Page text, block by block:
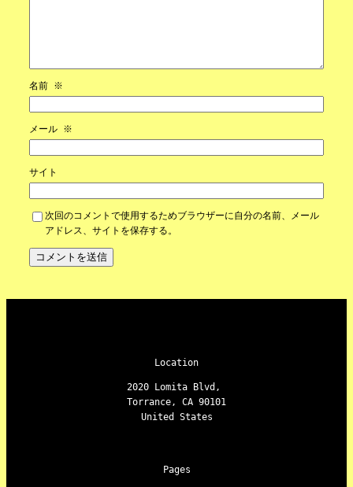
名前 ※
メール ※
サイト
次回のコメントで使用するためブラウザーに自分の名前、メール
アドレス、サイトを保存する。
Location
2020 Lomita Blvd,
Torrance, CA 90101
United States
Pages